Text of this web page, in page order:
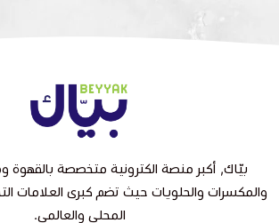
بيّاك, أكبر منصة الكترونية متخصصة بالقهوة
والمكسرات والحلويات حيث تضم كبرى العلامات
المحلي والعالمي.